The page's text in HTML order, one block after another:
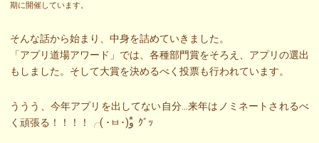
期に開催しています。
そんな話から始まり、中身を詰めていきました。
「アプリ道場アワード」では、各種部門賞をそろえ、アプリの選出
もしました。そして大賞を決めるべく投票も行われています。
ううう、今年アプリを出してない自分…来年はノミネートされるべ
く頑張る！！！！╭( ･ㅂ･)و ̑̑ ｸﾞｯ